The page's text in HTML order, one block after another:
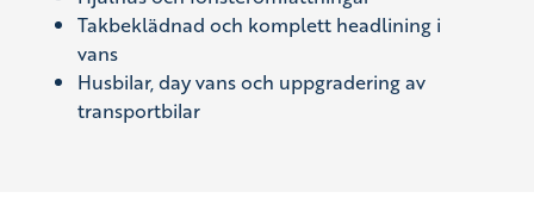
Takbeklädnad och komplett headlining i
vans
Husbilar, day vans och uppgradering av
transportbilar